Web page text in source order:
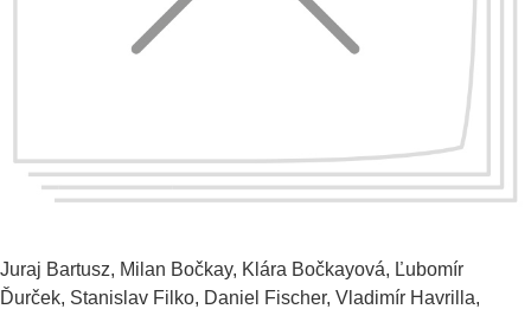
Juraj Bartusz, Milan Bočkay, Klára Bočkayová, Ľubomír
Ďurček, Stanislav Filko, Daniel Fischer, Vladimír Havrilla,